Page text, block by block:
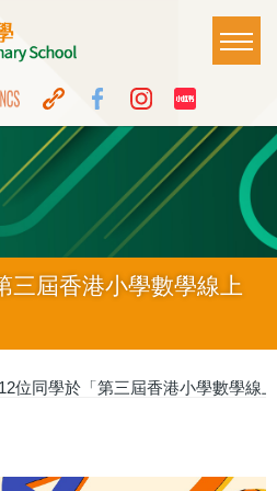
Top
Media
Icon
Button
Language
switcher
Main
三屆香港小學數學線上
位同學於「第三屆香港小學數學線